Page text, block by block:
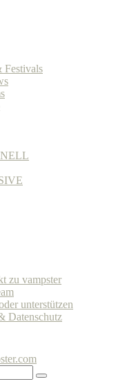
Festivals
zu vampster
unterstützen
Datenschutz